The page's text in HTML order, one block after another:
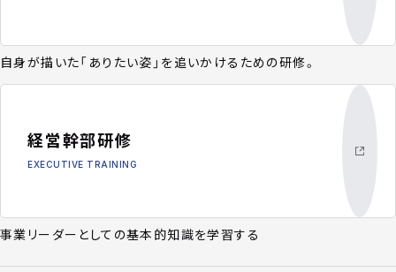
自身が描いた「ありたい姿」を追いかけるための研修。
経営幹部研修
EXECUTIVE TRAINING
事業リーダーとしての基本的知識を学習する